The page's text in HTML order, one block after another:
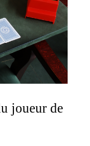
joueur de